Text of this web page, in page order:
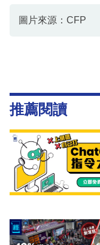
圖片來源：CFP
推薦閱讀